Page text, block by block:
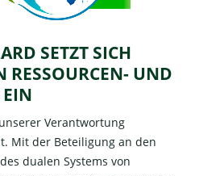
SETZT SICH
RESSOURCEN- UND
Verantwortung
Mit der Beteiligung an den
dualen Systems von